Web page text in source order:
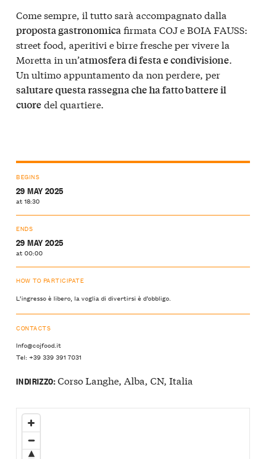
Come sempre, il tutto sarà accompagnato dalla
proposta gastronomicafirmata COJ e BOIA FAUSS:
street food, aperitivi e birre fresche per vivere la
Moretta in un’atmosfera di festa e condivisione.
Un ultimo appuntamento da non perdere, per
salutare questa rassegna che ha fatto battere il
cuore del quartiere.
BEGINS
29 MAY 2025
at 18:30
ENDS
29 MAY 2025
at 00:00
HOW TO PARTICIPATE
L’ingresso è libero, la voglia di divertirsi è d’obbligo.
CONTACTS
Info@cojfood.it
Tel: +39 339 391 7031
INDIRIZZO:Corso Langhe, Alba, CN, Italia